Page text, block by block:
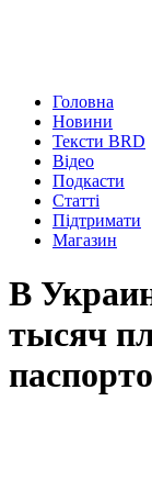
Головна
Новини
Тексти BRD
Відео
Подкасти
Статті
Підтримати
Магазин
В
тысяч